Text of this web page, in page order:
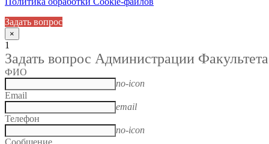
Задать вопрос
×
1
Задать вопрос Администрации Факультета
ФИО
no-icon
Email
email
Телефон
no-icon
Сообщение